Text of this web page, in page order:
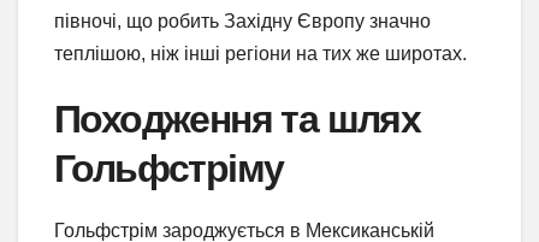
півночі, що робить Західну Європу значно
теплішою, ніж інші регіони на тих же широтах.
Походження та шлях
Гольфстріму
Гольфстрім зароджується в Мексиканській